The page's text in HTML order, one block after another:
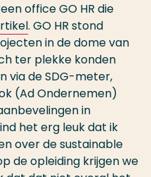
office GO HR die
. GO HR stond
in de dome van
ter plekke konden
via de SDG-meter,
(Ad Ondernemen)
in
het erg leuk dat ik
over de sustainable
de opleiding krijgen we